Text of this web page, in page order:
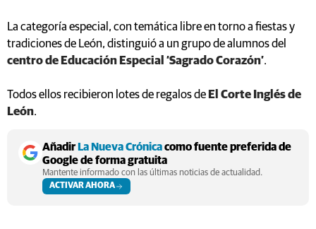
La categoría especial, con temática libre en torno a fiestas y
tradiciones de León, distinguió a un grupo de alumnos del
centro de Educación Especial ‘Sagrado Corazón’.
Todos ellos recibieron lotes de regalos de El Corte Inglés de
León.
Añadir La Nueva Crónicacomo fuente preferida de
Google de forma gratuita
Mantente informado con las últimas noticias de actualidad.
ACTIVAR AHORA